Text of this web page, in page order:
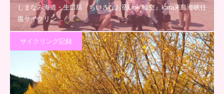
しまなみ海道・生口島『ちいさなお宿Link 輪空』kara来島海峡往
復サイクリン…
サイクリング記録